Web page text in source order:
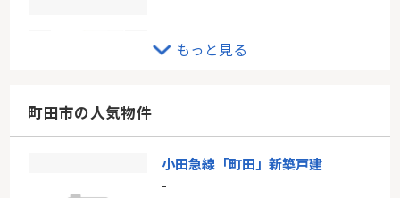
-
もっと見る
町田市の人気物件
小田急線「町田」新築戸建
-